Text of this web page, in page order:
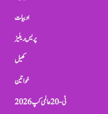
ادبیات
پریس ریلیز
کھیل
خواتین
ٹی-20 عالمی کپ 2026